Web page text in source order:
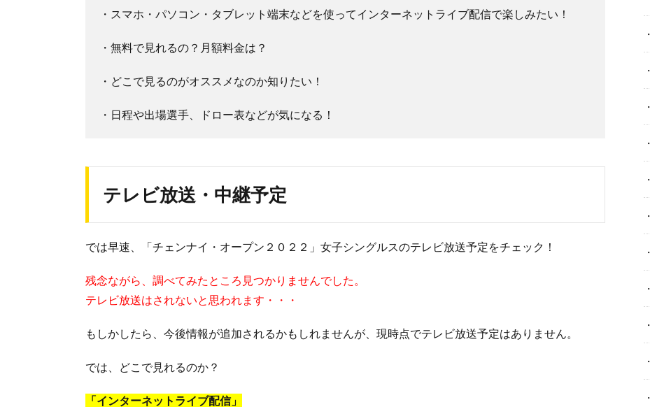
・スマホ・パソコン・タブレット端末などを使ってインターネットライブ配信で楽しみたい！
・無料で見れるの？月額料金は？
・どこで見るのがオススメなのか知りたい！
・日程や出場選手、ドロー表などが気になる！
テレビ放送・中継予定
では早速、「チェンナイ・オープン２０２２」女子シングルスのテレビ放送予定をチェック！
残念ながら、調べてみたところ見つかりませんでした。
テレビ放送はされないと思われます・・・
もしかしたら、今後情報が追加されるかもしれませんが、現時点でテレビ放送予定はありません。
では、どこで見れるのか？
「インターネットライブ配信」